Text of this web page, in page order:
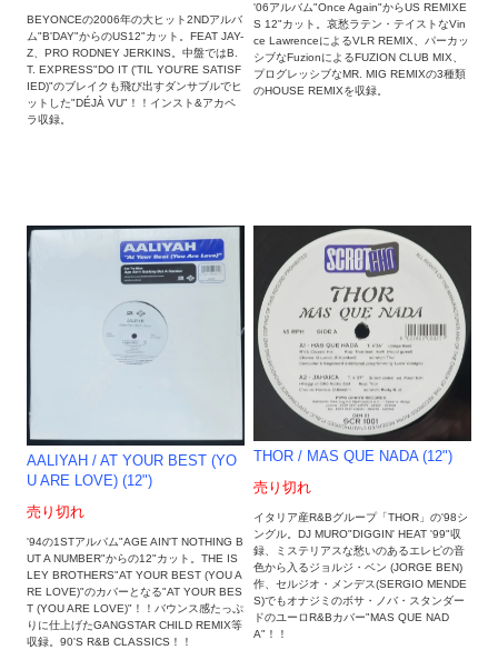
BEYONCEの2006年の大ヒット2NDアルバ
ム"B'DAY"からのUS12"カット。FEAT JAY-
Z、PRO RODNEY JERKINS。中盤ではB.
T. EXPRESS"DO IT ('TIL YOU'RE SATISF
IED)"のブレイクも飛び出すダンサブルでヒ
ットした"DÉJÀ VU"！！インスト&アカペ
ラ収録。
'06アルバム"Once Again"からUS REMIXE
S 12"カット。哀愁ラテン・テイストなVin
ce LawrenceによるVLR REMIX、パーカッ
シブなFuzionによるFUZION CLUB MIX、
プログレッシブなMR. MIG REMIXの3種類
のHOUSE REMIXを収録。
AALIYAH / AT YOUR BEST (YO
U ARE LOVE) (12")
売り切れ
'94の1STアルバム"AGE AIN'T NOTHING B
UT A NUMBER"からの12"カット。THE IS
LEY BROTHERS"AT YOUR BEST (YOU A
RE LOVE)"のカバーとなる"AT YOUR BES
T (YOU ARE LOVE)"！！バウンス感たっぷ
りに仕上げたGANGSTAR CHILD REMIX等
収録。90'S R&B CLASSICS！！
THOR / MAS QUE NADA (12")
売り切れ
イタリア産R&Bグループ「THOR」の'98シ
ングル。DJ MURO"DIGGIN' HEAT '99"収
録、ミステリアスな愁いのあるエレピの音
色から入るジョルジ・ベン (JORGE BEN)
作、セルジオ・メンデス(SERGIO MENDE
S)でもオナジミのボサ・ノバ・スタンダー
ドのユーロR&Bカバー"MAS QUE NAD
A"！！